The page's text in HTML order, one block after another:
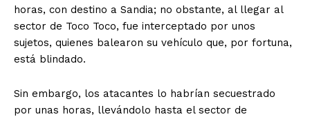
horas, con destino a Sandia; no obstante, al llegar al
sector de Toco Toco, fue interceptado por unos
sujetos, quienes balearon su vehículo que, por fortuna,
está blindado.
Sin embargo, los atacantes lo habrían secuestrado
por unas horas, llevándolo hasta el sector de